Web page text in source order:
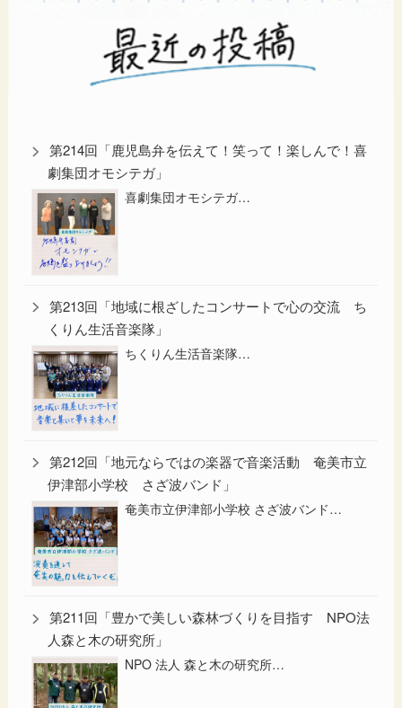
第214回「鹿児島弁を伝えて！笑って！楽しんで！喜
劇集団オモシテガ」
喜劇集団オモシテガ…
第213回「地域に根ざしたコンサートで心の交流 ち
くりん生活音楽隊」
ちくりん生活音楽隊…
第212回「地元ならではの楽器で音楽活動 奄美市立
伊津部小学校 さざ波バンド」
奄美市立伊津部小学校 さざ波バンド…
第211回「豊かで美しい森林づくりを目指す NPO法
人森と木の研究所」
NPO 法人 森と木の研究所…